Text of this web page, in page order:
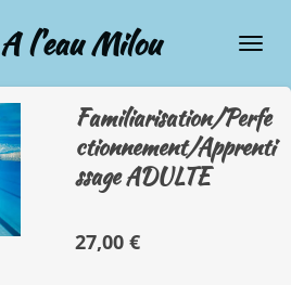
A l'eau Milou
Familiarisation/Perfe
ctionnement/Apprenti
ssage ADULTE
27,00 €